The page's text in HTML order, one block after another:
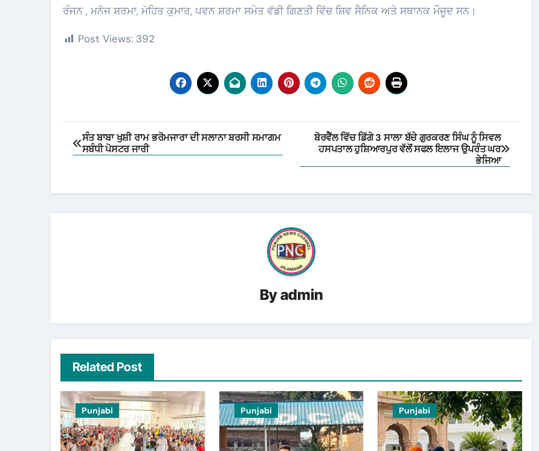
ਰੰਜਨ , ਮਨੋਜ ਸ਼ਰਮਾ, ਮੋਹਿਤ ਕੁਮਾਰ, ਪਵਨ ਸ਼ਰਮਾ ਸਮੇਤ ਵੱਡੀ ਗਿਣਤੀ ਵਿੱਚ ਸ਼ਿਵ ਸੈਨਿਕ ਅਤੇ ਸਥਾਨਕ ਮੌਜੂਦ ਸਨ।
Post Views: 392
Post
navigation
ਸੰਤ ਬਾਬਾ ਖੁਸ਼ੀ ਰਾਮ ਭਰੋਮਜਾਰਾ ਦੀ ਸਲਾਨਾ ਬਰਸੀ ਸਮਾਗਮ
ਸਬੰਧੀ ਪੋਸਟਰ ਜਾਰੀ
ਬੋਰਵੈੱਲ ਵਿੱਚ ਡਿੱਗੇ 3 ਸਾਲਾ ਬੱਚੇ ਗੁਰਕਰਣ ਸਿੰਘ ਨੂੰ ਸਿਵਲ
ਹਸਪਤਾਲ ਹੁਸ਼ਿਆਰਪੁਰ ਵੱਲੋਂ ਸਫਲ ਇਲਾਜ ਉਪਰੰਤ ਘਰ
ਭੇਜਿਆ
Byadmin
Related Post
Punjabi Punjabi Punjabi